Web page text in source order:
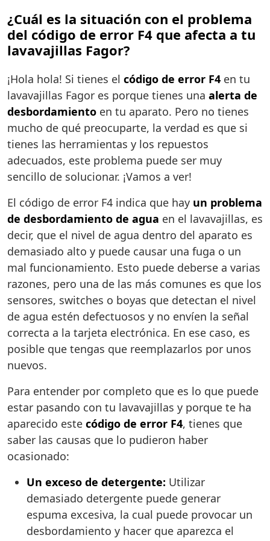
¿Cuál es la situación con el problema
del código de error F4 que afecta a tu
lavavajillas Fagor?
¡Hola hola! Si tienes el código de error F4 en tu
lavavajillas Fagor es porque tienes una alerta de
desbordamiento en tu aparato. Pero no tienes
mucho de qué preocuparte, la verdad es que si
tienes las herramientas y los repuestos
adecuados, este problema puede ser muy
sencillo de solucionar. ¡Vamos a ver!
El código de error F4 indica que hay un problema
de desbordamiento de agua en el lavavajillas, es
decir, que el nivel de agua dentro del aparato es
demasiado alto y puede causar una fuga o un
mal funcionamiento. Esto puede deberse a varias
razones, pero una de las más comunes es que los
sensores, switches o boyas que detectan el nivel
de agua estén defectuosos y no envíen la señal
correcta a la tarjeta electrónica. En ese caso, es
posible que tengas que reemplazarlos por unos
nuevos.
Para entender por completo que es lo que puede
estar pasando con tu lavavajillas y porque te ha
aparecido este código de error F4, tienes que
saber las causas que lo pudieron haber
ocasionado:
Un exceso de detergente: Utilizar
demasiado detergente puede generar
espuma excesiva, la cual puede provocar un
desbordamiento y hacer que aparezca el